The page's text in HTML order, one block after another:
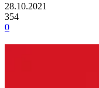
28.10.2021
354
0